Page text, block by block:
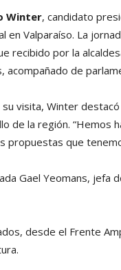
Winter, candidato
en Valparaíso. La
recibido por la
acompañado de
su visita, Winter
de la región. “Hemos
propuestas que
Gael Yeomans, jefa
desde el Frente